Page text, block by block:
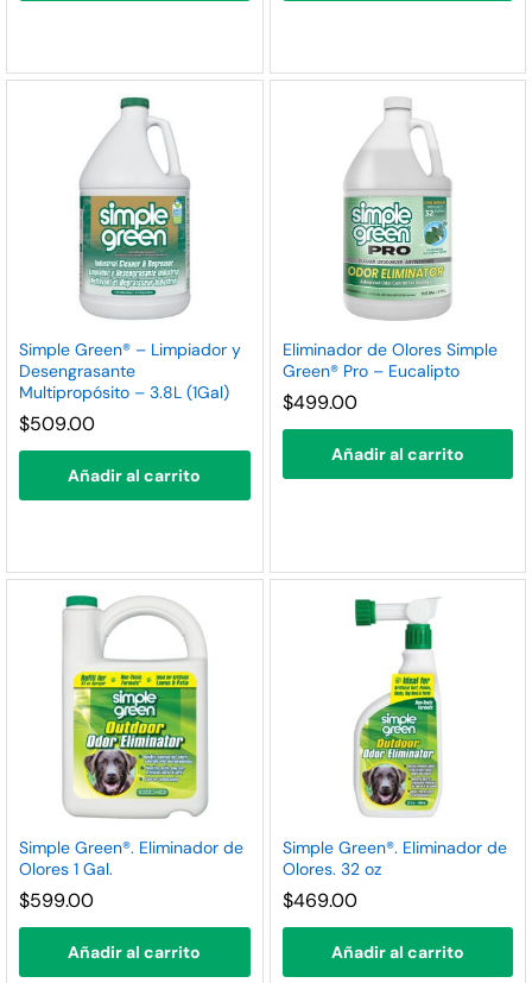
Simple Green® – Limpiador y
Desengrasante
Multipropósito – 3.8L (1Gal)
$509.00
Añadir al carrito
Eliminador de Olores Simple
Green® Pro – Eucalipto
$499.00
Añadir al carrito
Simple Green®. Eliminador de
Olores 1 Gal.
$599.00
Añadir al carrito
Simple Green®. Eliminador de
Olores. 32 oz
$469.00
Añadir al carrito